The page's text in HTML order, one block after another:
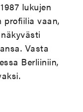
lukujen
profiilia vaan,
Vasta
Berliiniin,